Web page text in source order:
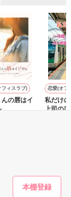
想像以上に甘く
。
フィスラブ)
の唇はイ
恋愛(オフ
私だけ
上司の
索の条件を変える